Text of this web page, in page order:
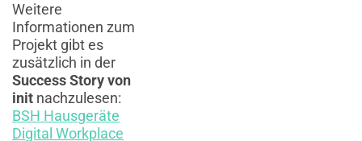
Weitere
Informationen zum
Projekt gibt es
zusätzlich in der
Success Storyvon
init nachzulesen:
BSH Hausgeräte
Digital Workplace